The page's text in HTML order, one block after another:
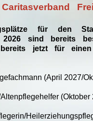
für den
2026 sind bereits
jetzt für
(April 2027/
(Oktober